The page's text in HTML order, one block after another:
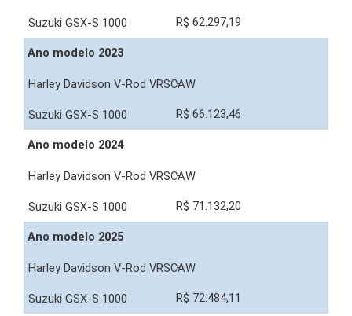
R$ 62.297,19
Ano modelo 2023
-
R$ 66.123,46
Ano modelo 2024
-
R$ 71.132,20
Ano modelo 2025
-
R$ 72.484,11